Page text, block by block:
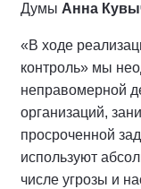
Думы Анна
«В ходе
контроль» мы
неправомерной
организаций,
просроченной
используют
числе угрозы и